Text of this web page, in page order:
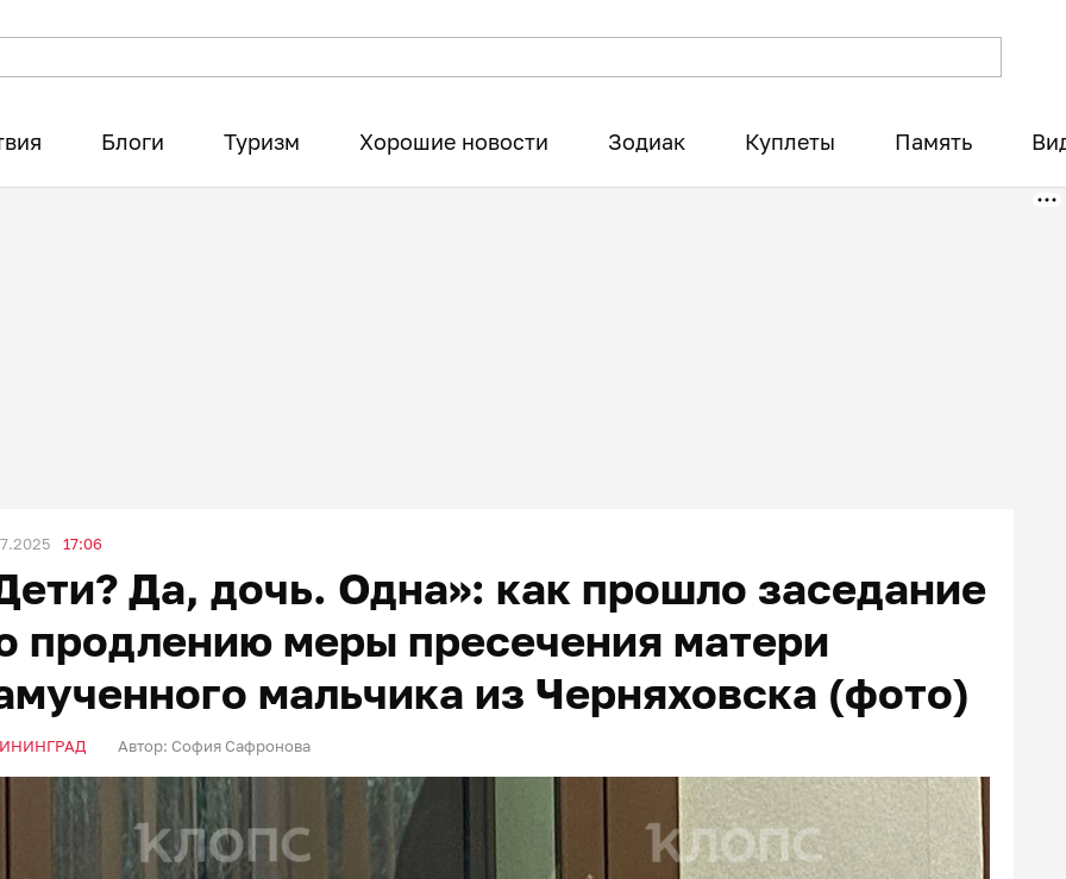
Блоги Туризм Хорошие новости Зодиак Куплеты Память
17:06
Да, дочь. Одна»: как прошло заседание
продлению меры пресечения матери
мальчика из Черняховска (фото)
Автор: София Сафронова